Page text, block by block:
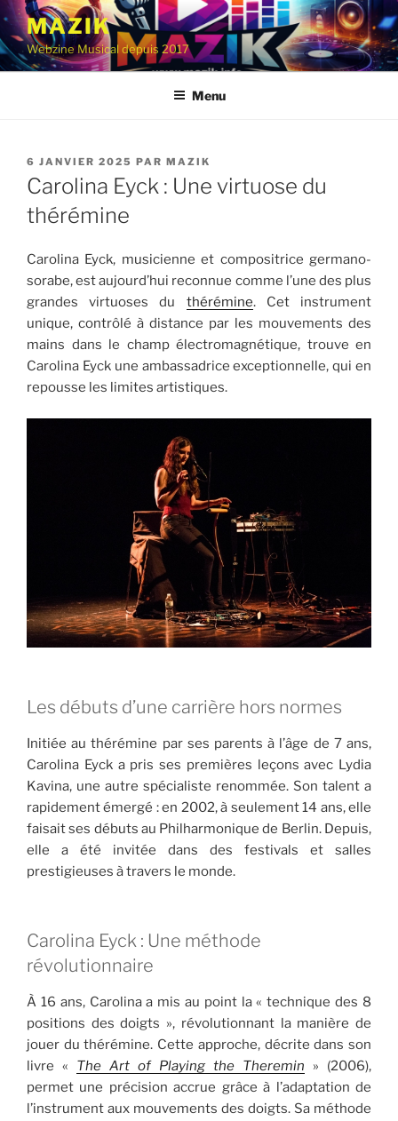
Aller
contenu
principal
MAZIK
Webzine Musical depuis 2017
Menu
PUBLIÉ
LE
6 JANVIER 2025 PAR MAZIK
Carolina Eyck : Une virtuose du
thérémine
Carolina Eyck, musicienne et compositrice germano-
sorabe, est aujourd’hui reconnue comme l’une des plus
grandes virtuoses du thérémine. Cet instrument
unique, contrôlé à distance par les mouvements des
mains dans le champ électromagnétique, trouve en
Carolina Eyck une ambassadrice exceptionnelle, qui en
repousse les limites artistiques.
Les débuts d’une carrière hors normes
Initiée au thérémine par ses parents à l’âge de 7 ans,
Carolina Eyck a pris ses premières leçons avec Lydia
Kavina, une autre spécialiste renommée. Son talent a
rapidement émergé : en 2002, à seulement 14 ans, elle
faisait ses débuts au Philharmonique de Berlin. Depuis,
elle a été invitée dans des festivals et salles
prestigieuses à travers le monde.
Carolina Eyck : Une méthode
révolutionnaire
À 16 ans, Carolina a mis au point la « technique des 8
positions des doigts », révolutionnant la manière de
jouer du thérémine. Cette approche, décrite dans son
livre « The Art of Playing the Theremin » (2006),
permet une précision accrue grâce à l’adaptation de
l’instrument aux mouvements des doigts. Sa méthode